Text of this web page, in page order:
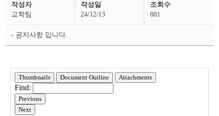
이
작성자
교학팀
작성일
24/12/13
조회수
881
- 공지사항 입니다.